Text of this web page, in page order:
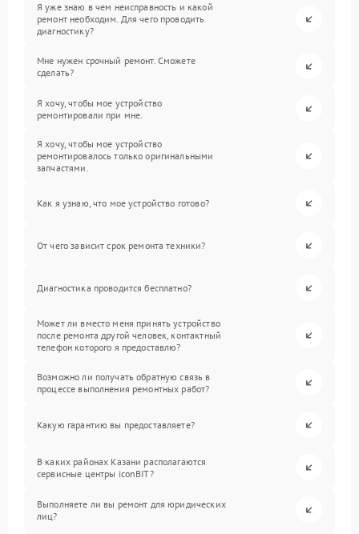
Я уже знаю в чем неисправность и какой
ремонт необходим. Для чего проводить
диагностику?
Мне нужен срочный ремонт. Сможете
сделать?
Я хочу, чтобы мое устройство
ремонтировали при мне.
Я хочу, чтобы мое устройство
ремонтировалось только оригинальными
запчастями.
Как я узнаю, что мое устройство готово?
От чего зависит срок ремонта техники?
Диагностика проводится бесплатно?
Может ли вместо меня принять устройство
после ремонта другой человек, контактный
телефон которого я предоставлю?
Возможно ли получать обратную связь в
процессе выполнения ремонтных работ?
Какую гарантию вы предоставляете?
В каких районах Казани располагаются
сервисные центры iconBIT?
Выполняете ли вы ремонт для юридических
лиц?